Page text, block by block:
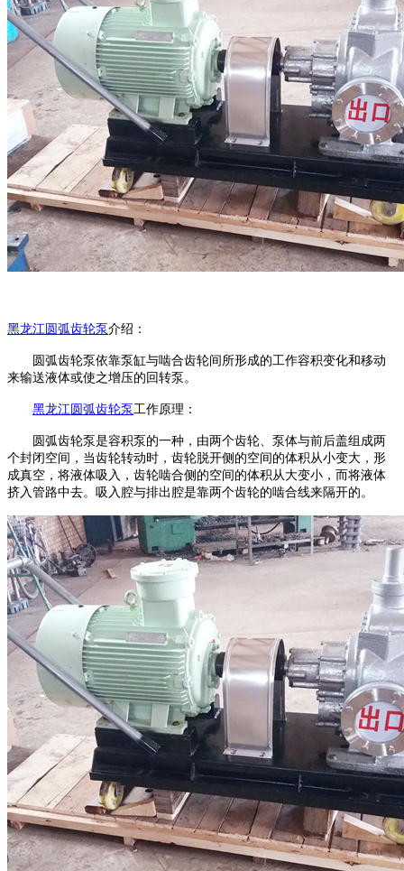
黑龙江 圆弧齿轮泵介绍：
圆弧齿轮泵依靠泵缸与啮合齿轮间所形成的工作容积变化和移动
来输送液体或使之增压的回转泵。
黑龙江 圆弧齿轮泵工作原理：
圆弧齿轮泵是容积泵的一种，由两个齿轮、泵体与前后盖组成两
个封闭空间，当齿轮转动时，齿轮脱开侧的空间的体积从小变大，形
成真空，将液体吸入，齿轮啮合侧的空间的体积从大变小，而将液体
挤入管路中去。吸入腔与排出腔是靠两个齿轮的啮合线来隔开的。